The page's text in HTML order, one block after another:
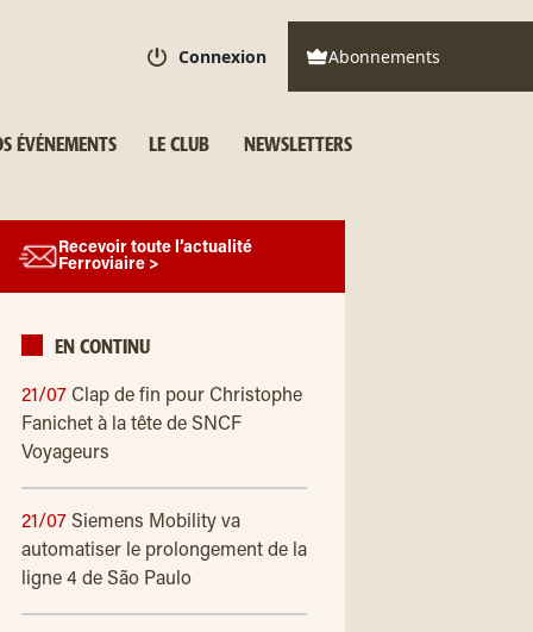
Connexion Abonnements
ÉVÉNEMENTS LE CLUB NEWSLETTERS
Recevoir toute l’actualité
Ferroviaire >
EN CONTINU
21/07 Clap de fin pour Christophe
Fanichet à la tête de SNCF
Voyageurs
21/07 Siemens Mobility va
automatiser le prolongement de la
ligne 4 de São Paulo